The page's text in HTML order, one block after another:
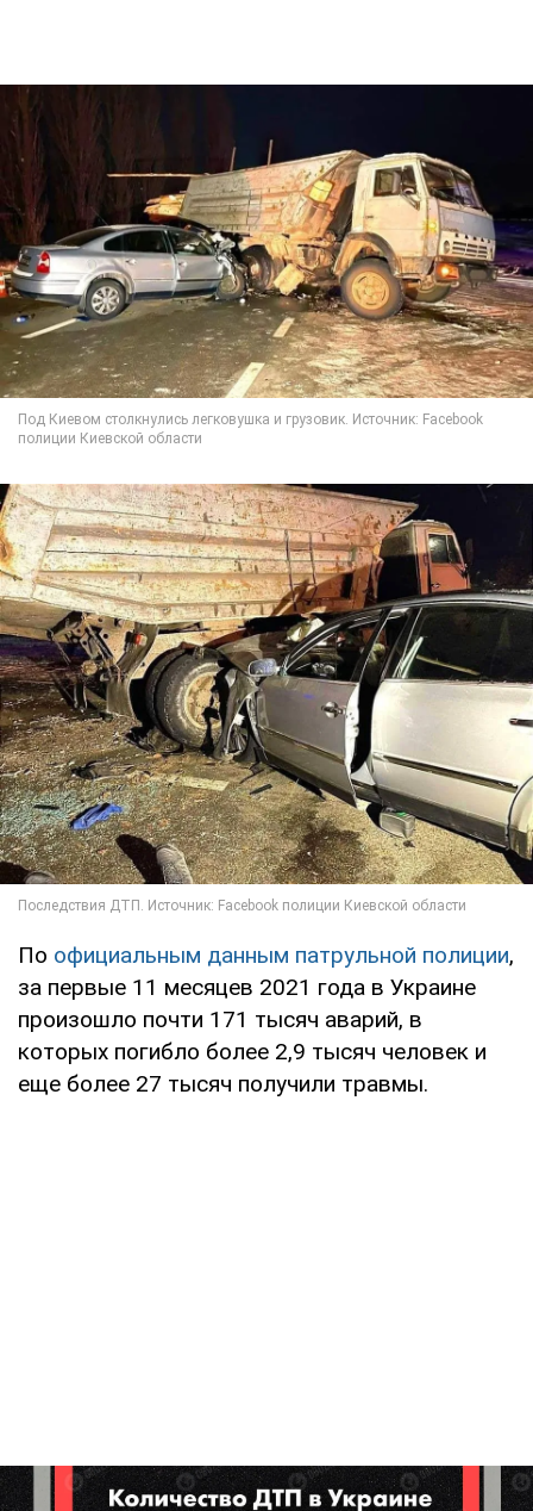
По официальным данным патрульной полиции,
за первые 11 месяцев 2021 года в Украине
произошло почти 171 тысяч аварий, в
которых погибло более 2,9 тысяч человек и
еще более 27 тысяч получили травмы.